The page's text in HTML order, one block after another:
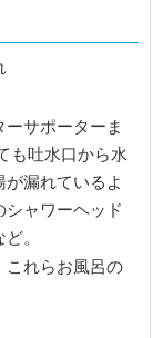
サポーターま
も吐水口から水
漏れているよ
シャワーヘッド
。
これらお風呂の